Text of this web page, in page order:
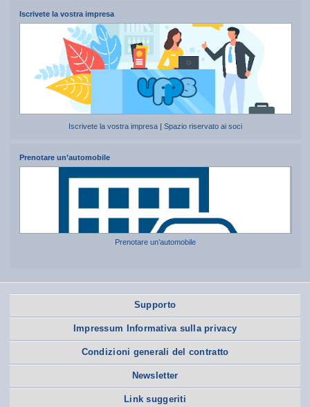
Iscrivete la vostra impresa
Iscrivete la vostra impresa |Spazio riservato ai soci
Prenotare un’automobile
Prenotare un’automobile
Supporto
Impressum Informativa sulla privacy
Condizioni generali del contratto
Newsletter
Link suggeriti